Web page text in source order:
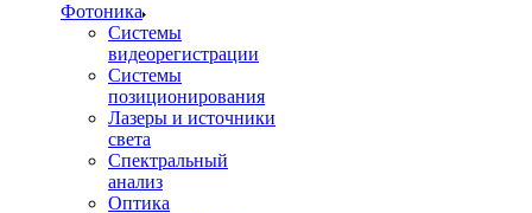
Фотоника
Cистемы
видеорегистрации
Системы
позиционирования
Лазеры и источники
света
Спектральный
анализ
Оптика